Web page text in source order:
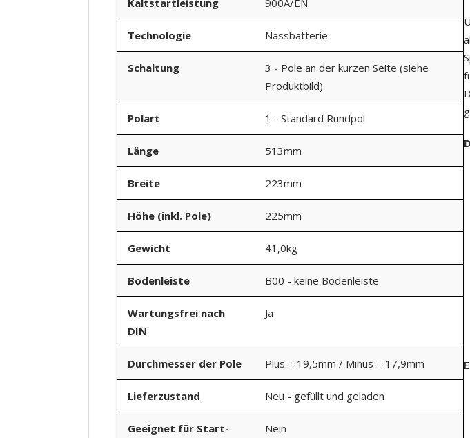
Technologie Nassbatterie
Schaltung
3 - Pole an der kurzen Seite (siehe
Produktbild)
Polart 1 - Standard Rundpol
Länge 513mm
Breite 223mm
Höhe (inkl. Pole) 225mm
Gewicht 41,0kg
Bodenleiste B00 - keine Bodenleiste
Wartungsfrei nach
DIN
Ja
Durchmesser der Pole Plus = 19,5mm / Minus = 17,9mm
Lieferzustand Neu - gefüllt und geladen
Geeignet für Start-
Nein